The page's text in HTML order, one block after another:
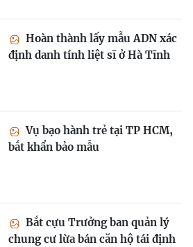
Hoàn thành lấy mẫu ADN xác
định danh tính liệt sĩ ở Hà Tĩnh
Vụ bạo hành trẻ tại TP HCM,
bắt khẩn bảo mẫu
Bắt cựu Trưởng ban quản lý
chung cư lừa bán căn hộ tái định